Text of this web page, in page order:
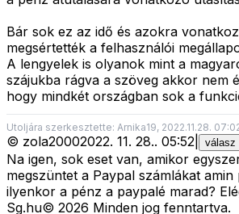
Bár sok ez az idő és azokra
megsértették a felhasználói
A lengyelek is olyanok mint a
szájukba rágva a szöveg akkor nem
hogy mindkét országban sok a
Utoljára szerkesztette: Arnika19, 2022.11.28.
© zola20002022. 11. 28.. 05:52 válasz
Na igen, sok eset van, amikor
megszüntet a Paypal számlákat amin
ilyenkor a pénz a paypalé marad?
Sg.hu© 2026 Minden jog fenntartva.